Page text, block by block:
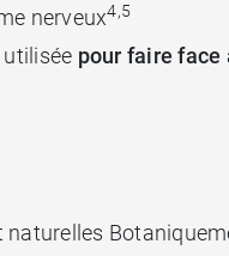
nerveux4,5
utilisée pour faire face
naturelles